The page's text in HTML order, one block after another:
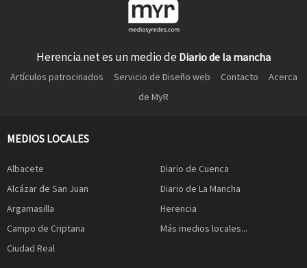
Herencia.net es un medio de Diario de la mancha
Artículos patrocinados Servicio de Diseño web Contacto
Acerca
de MyR
MEDIOS LOCALES
Albacete
Alcázar de San Juan
Argamasilla
Campo de Criptana
Ciudad Real
Diario de Cuenca
Diario de La Mancha
Herencia
Más medios locales...